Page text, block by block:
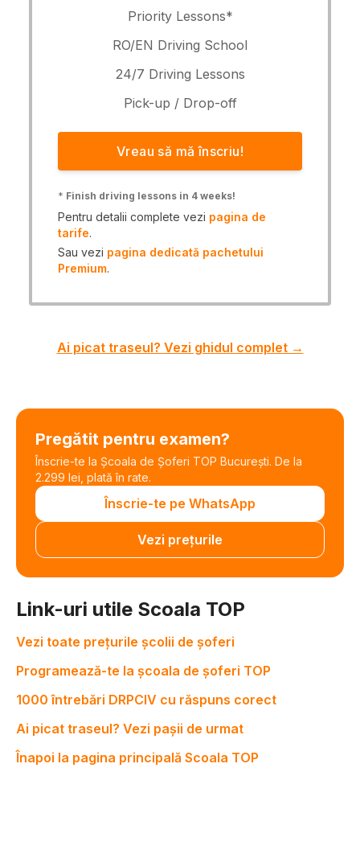
Priority Lessons*
RO/EN Driving School
24/7 Driving Lessons
Pick-up / Drop-off
Vreau să mă înscriu!
* Finish driving lessons in 4 weeks!
Pentru detalii complete vezi pagina de
tarife.
Sau vezi pagina dedicată pachetului
Premium.
Ai picat traseul? Vezi ghidul complet →
Pregătit pentru examen?
Înscrie-te la Școala de Șoferi TOP București. De la
2.299 lei, plată în rate.
Înscrie-te pe WhatsApp
Vezi prețurile
Link-uri utile Scoala TOP
Vezi toate prețurile școlii de șoferi
Programează-te la școala de șoferi TOP
1000 întrebări DRPCIV cu răspuns corect
Ai picat traseul? Vezi pașii de urmat
Înapoi la pagina principală Scoala TOP